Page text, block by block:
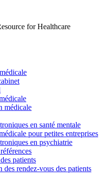
for Healthcare
médicale
en santé mentale
pour petites entreprises
en psychiatrie
patients
rendez-vous des patients